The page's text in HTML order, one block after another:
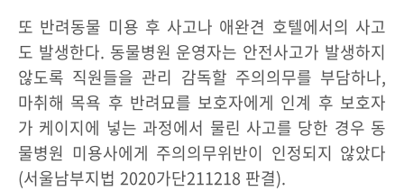
또 반려동물 미용 후 사고나 애완견 호텔에서의 사고
도 발생한다. 동물병원 운영자는 안전사고가 발생하지
않도록 직원들을 관리 감독할 주의의무를 부담하나,
마취해 목욕 후 반려묘를 보호자에게 인계 후 보호자
가 케이지에 넣는 과정에서 물린 사고를 당한 경우 동
물병원 미용사에게 주의의무위반이 인정되지 않았다
(서울남부지법 2020가단211218 판결).